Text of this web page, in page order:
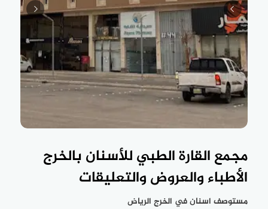
مجمع القارة الطبي للأسنان بالخرج
الأطباء والعروض والتعليقات
مستوصف اسنان في الخرج الرياض